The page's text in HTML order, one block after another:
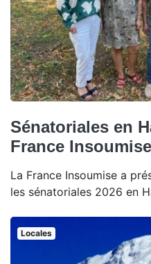
Sénatoriales en
France
La France Insoumise a
les sénatoriales 2026 en
Locales